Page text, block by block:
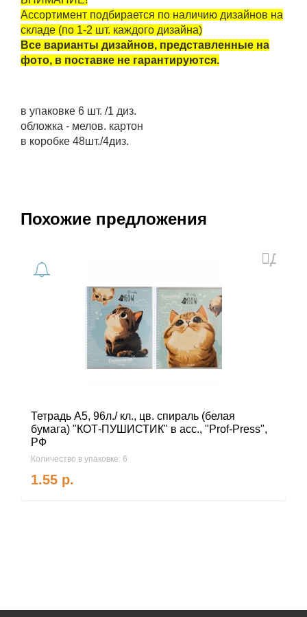
Ассортимент подбирается по наличию дизайнов на
складе (по 1-2 шт. каждого дизайна)
Все варианты дизайнов, представленные на
фото, в поставке не гарантируются.
в упаковке 6 шт. /1 диз.
обложка - мелов. картон
в коробке 48шт./4диз.
Похожие предложения
Тетрадь А5, 96л./ кл., цв. спираль (белая
бумага) "КОТ-ПУШИСТИК" в асс., "Prof-Press",
РФ
Количество в упаковке: 6
1.55 р.